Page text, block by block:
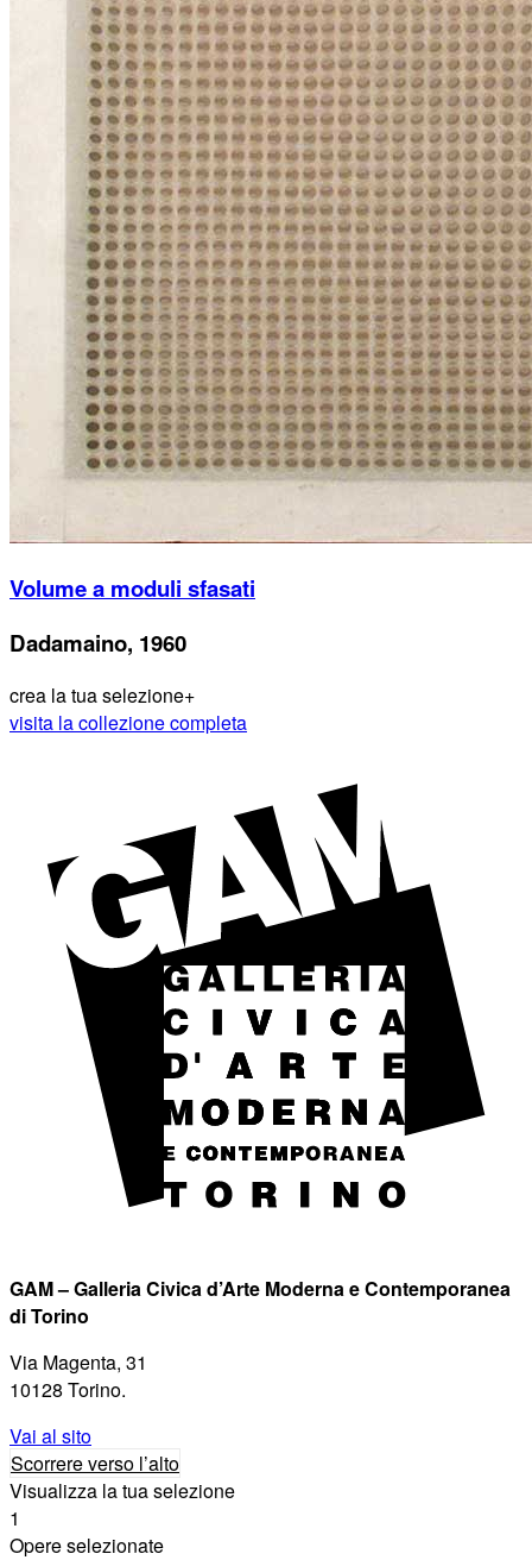
Volume a moduli sfasati
Dadamaino, 1960
crea la tua selezione+
visita la collezione completa
GAM – Galleria Civica d’Arte Moderna e Contemporanea
di Torino
Via Magenta, 31
10128 Torino.
Vai al sito
Scorrere verso l’alto
Visualizza la tua selezione
1
Opere selezionate